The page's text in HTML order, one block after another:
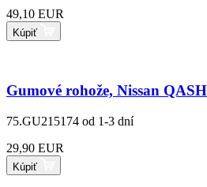
49,10 EUR
Kúpiť
Gumové rohože, Nissan
75.GU215174 od 1-3 dní
29,90 EUR
Kúpiť